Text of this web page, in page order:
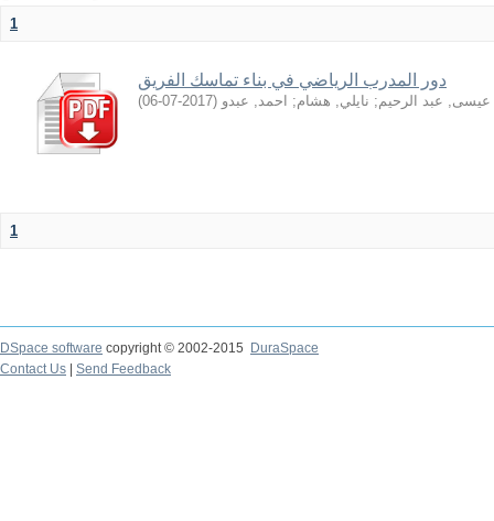
1
دور المدرب الرياضي في بناء تماسك الفريق
عيسى, عبد الرحيم; نايلي, هشام; احمد, عبدو (
2017-07-06
)
1
DSpace software copyright © 2002-2015
DuraSpace
Contact Us
Send Feedback